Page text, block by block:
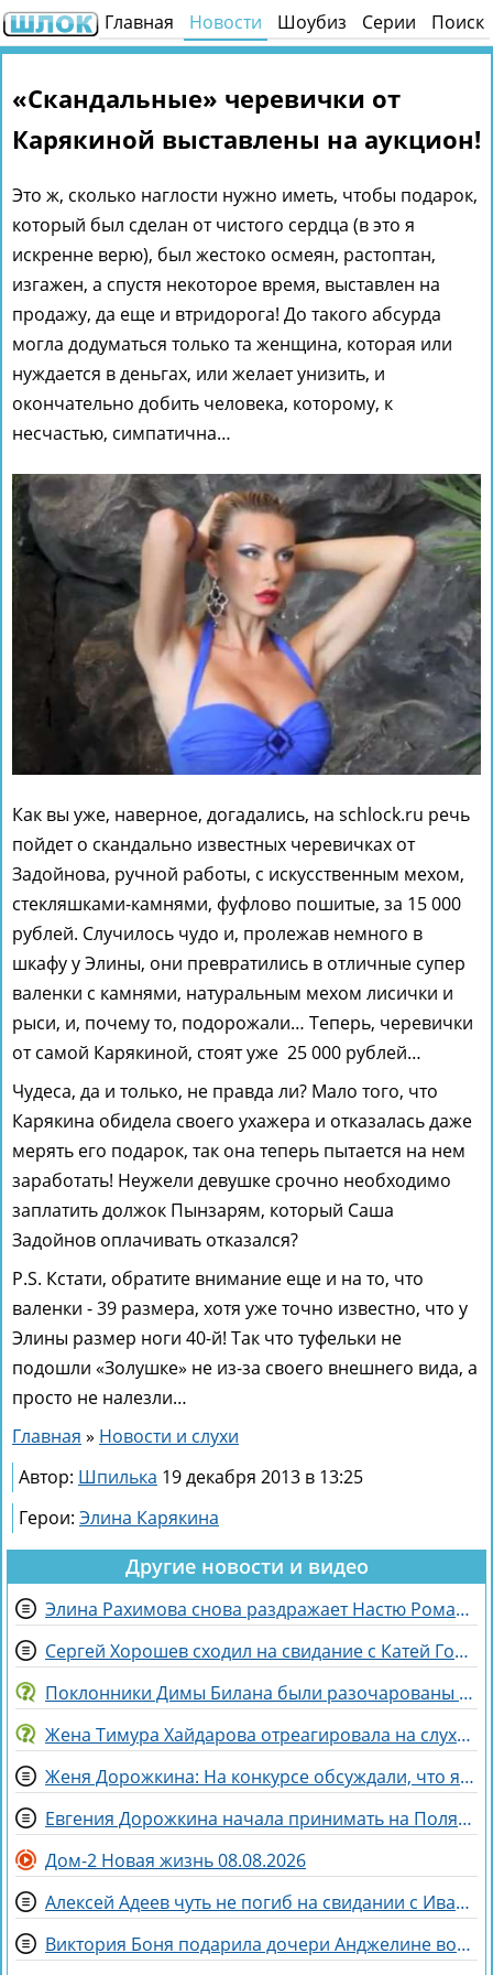
Главная Новости Шоубиз Серии Поиск
«Скандальные» черевички от
Карякиной выставлены на аукцион!
Это ж, сколько наглости нужно иметь, чтобы подарок,
который был сделан от чистого сердца (в это я
искренне верю), был жестоко осмеян, растоптан,
изгажен, а спустя некоторое время, выставлен на
продажу, да еще и втридорога! До такого абсурда
могла додуматься только та женщина, которая или
нуждается в деньгах, или желает унизить, и
окончательно добить человека, которому, к
несчастью, симпатична…
Как вы уже, наверное, догадались, на schlock.ru речь
пойдет о скандально известных черевичках от
Задойнова, ручной работы, с искусственным мехом,
стекляшками-камнями, фуфлово пошитые, за 15 000
рублей. Случилось чудо и, пролежав немного в
шкафу у Элины, они превратились в отличные супер
валенки с камнями, натуральным мехом лисички и
рыси, и, почему то, подорожали… Теперь, черевички
от самой Карякиной, стоят уже 25 000 рублей…
Чудеса, да и только, не правда ли? Мало того, что
Карякина обидела своего ухажера и отказалась даже
мерять его подарок, так она теперь пытается на нем
заработать! Неужели девушке срочно необходимо
заплатить должок Пынзарям, который Саша
Задойнов оплачивать отказался?
P.S. Кстати, обратите внимание еще и на то, что
валенки - 39 размера, хотя уже точно известно, что у
Элины размер ноги 40-й! Так что туфельки не
подошли «Золушке» не из-за своего внешнего вида, а
просто не налезли…
Главная » Новости и слухи
Автор: Шпилька 19 декабря 2013 в 13:25
Герои: Элина Карякина
Другие новости и видео
Элина Рахимова снова раздражает Настю Ромашову, флиртуя с её мужем Евгением
Сергей Хорошев сходил на свидание с Катей Гориной
Поклонники Димы Билана были разочарованы его последним концертом
Жена Тимура Хайдарова отреагировала на слухи о колдовстве
Женя Дорожкина: На конкурсе обсуждали, что я злая и мстительная
Евгения Дорожкина начала принимать на Поляне первых клиенток
Дом-2 Новая жизнь 08.08.2026
Алексей Адеев чуть не погиб на свидании с Иваной Михайличенко
Виктория Боня подарила дочери Анджелине волшебного коня